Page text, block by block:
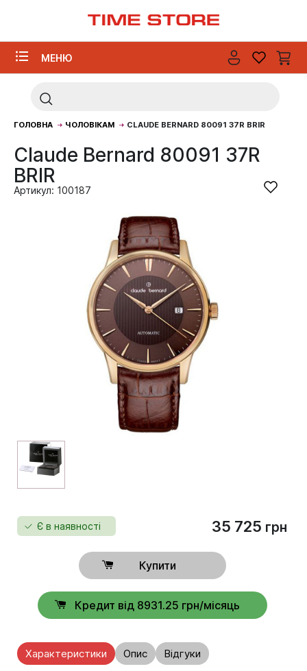
МЕНЮ
ГОЛОВНА ЧОЛОВІКАМ CLAUDE BERNARD 80091 37R BRIR
Claude Bernard 80091 37R
BRIR
Артикул: 100187
Є в наявності 35 725 грн
Купити
Кредит від 8931.25 грн/місяць
Характеристики Опис Відгуки